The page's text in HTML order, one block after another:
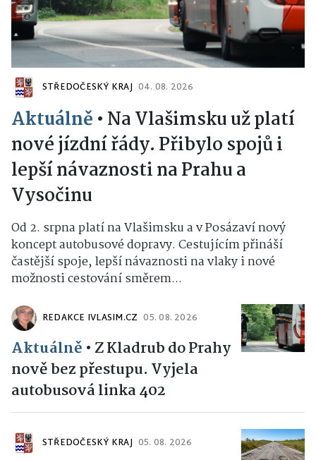
STŘEDOČESKÝ KRAJ 04. 08. 2026
Aktuálně • Na Vlašimsku už platí
nové jízdní řády. Přibylo spojů i
lepší návaznosti na Prahu a
Vysočinu
Od 2. srpna platí na Vlašimsku a v Posázaví nový
koncept autobusové dopravy. Cestujícím přináší
častější spoje, lepší návaznosti na vlaky i nové
možnosti cestování směrem...
REDAKCE IVLASIM.CZ 05. 08. 2026
Aktuálně • Z Kladrub do Prahy
nově bez přestupu. Vyjela
autobusová linka 402
STŘEDOČESKÝ KRAJ 05. 08. 2026